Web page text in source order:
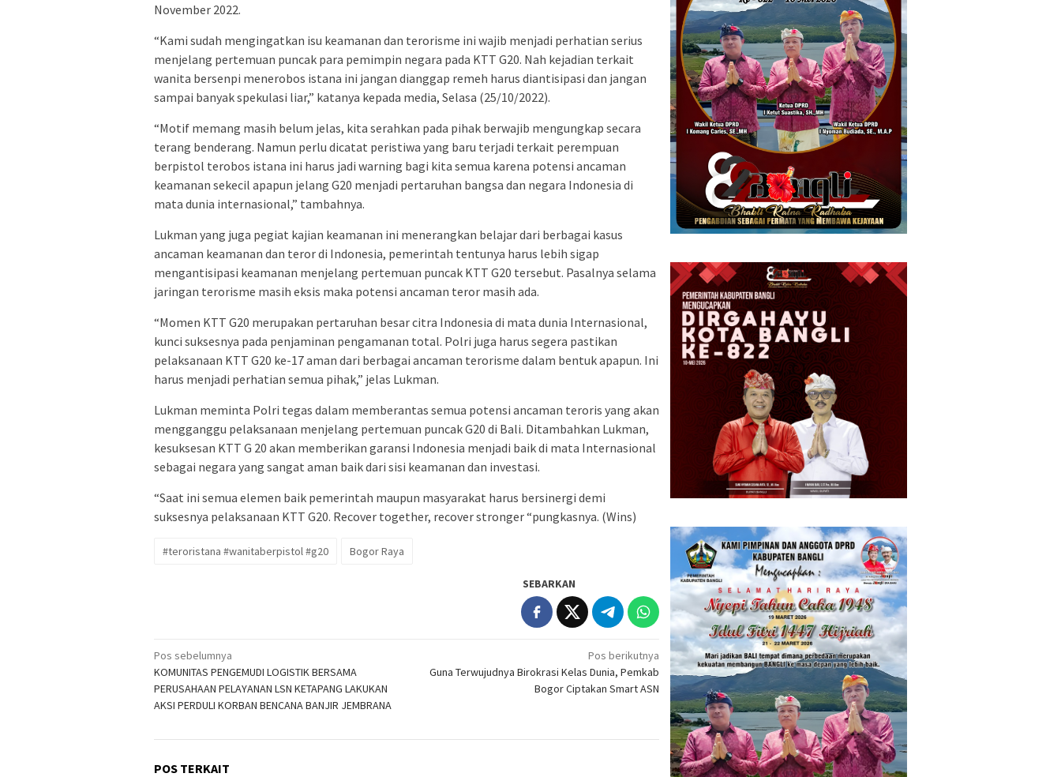
November 2022.
“Kami sudah mengingatkan isu keamanan dan terorisme ini wajib menjadi perhatian serius
menjelang pertemuan puncak para pemimpin negara pada KTT G20. Nah kejadian terkait
wanita bersenpi menerobos istana ini jangan dianggap remeh harus diantisipasi dan jangan
sampai banyak spekulasi liar,” katanya kepada media, Selasa (25/10/2022).
“Motif memang masih belum jelas, kita serahkan pada pihak berwajib mengungkap secara
terang benderang. Namun perlu dicatat peristiwa yang baru terjadi terkait perempuan
berpistol terobos istana ini harus jadi warning bagi kita semua karena potensi ancaman
keamanan sekecil apapun jelang G20 menjadi pertaruhan bangsa dan negara Indonesia di
mata dunia internasional,” tambahnya.
Lukman yang juga pegiat kajian keamanan ini menerangkan belajar dari berbagai kasus
ancaman keamanan dan teror di Indonesia, pemerintah tentunya harus lebih sigap
mengantisipasi keamanan menjelang pertemuan puncak KTT G20 tersebut. Pasalnya selama
jaringan terorisme masih eksis maka potensi ancaman teror masih ada.
“Momen KTT G20 merupakan pertaruhan besar citra Indonesia di mata dunia Internasional,
kunci suksesnya pada penjaminan pengamanan total. Polri juga harus segera pastikan
pelaksanaan KTT G20 ke-17 aman dari berbagai ancaman terorisme dalam bentuk apapun. Ini
harus menjadi perhatian semua pihak,” jelas Lukman.
Lukman meminta Polri tegas dalam memberantas semua potensi ancaman teroris yang akan
mengganggu pelaksanaan menjelang pertemuan puncak G20 di Bali. Ditambahkan Lukman,
kesuksesan KTT G 20 akan memberikan garansi Indonesia menjadi baik di mata Internasional
sebagai negara yang sangat aman baik dari sisi keamanan dan investasi.
“Saat ini semua elemen baik pemerintah maupun masyarakat harus bersinergi demi
suksesnya pelaksanaan KTT G20. Recover together, recover stronger “pungkasnya. (Wins)
#teroristana #wanitaberpistol #g20 Bogor Raya
SEBARKAN
Navigasi
pos
Pos sebelumnya
KOMUNITAS PENGEMUDI LOGISTIK BERSAMA
PERUSAHAAN PELAYANAN LSN KETAPANG LAKUKAN
AKSI PERDULI KORBAN BENCANA BANJIR JEMBRANA
Pos berikutnya
Guna Terwujudnya Birokrasi Kelas Dunia, Pemkab
Bogor Ciptakan Smart ASN
POS TERKAIT